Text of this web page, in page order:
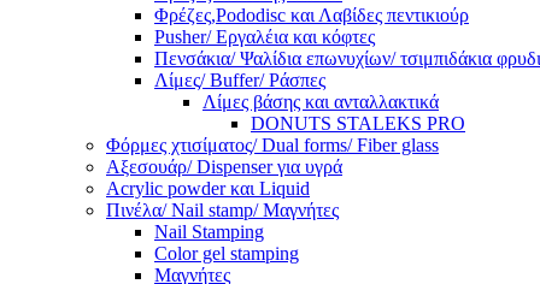
Φρέζες,Pododisc και Λαβίδες πεντικιούρ
Pusher/ Εργαλέια και κόφτες
Πενσάκια/ Ψαλίδια επωνυχίων/ τσιμπιδάκια
Λίμες/ Buffer/ Ράσπες
Λίμες βάσης και ανταλλακτικά
DONUTS STALEKS PRO
Φόρμες χτισίματος/ Dual forms/ Fiber glass
Αξεσουάρ/ Dispenser για υγρά
Acrylic powder και Liquid
Πινέλα/ Nail stamp/ Μαγνήτες
Nail Stamping
Color gel stamping
Μαγνήτες